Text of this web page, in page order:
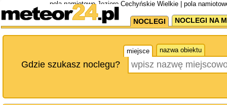
pola namiotowe Jezioro Cechyńskie Wielkie | pola
NOCLEGI NOCLEGI NA
miejsce nazwa obiektu
Gdzie szukasz noclegu?